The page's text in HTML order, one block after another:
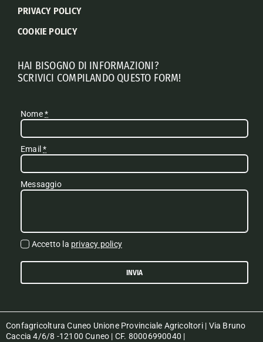
PRIVACY POLICY
COOKIE POLICY
HAI BISOGNO DI INFORMAZIONI?
SCRIVICI COMPILANDO QUESTO FORM!
Nome*
Email*
Messaggio
Accetto la privacy policy
INVIA
Confagricoltura Cuneo Unione Provinciale Agricoltori | Via Bruno
Caccia 4/6/8 -12100 Cuneo | CF. 80006990040 |